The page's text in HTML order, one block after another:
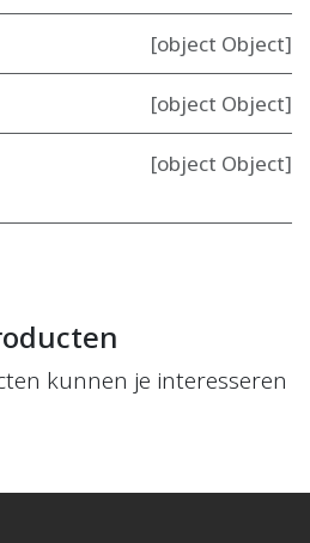
[object Object]
[object Object]
[object Object]
kunnen je interesseren